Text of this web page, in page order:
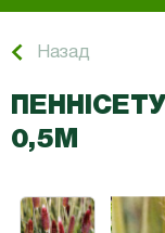
Назад
0,5М